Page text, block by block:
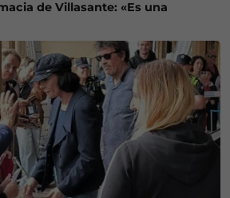
de Villasante: «Es una